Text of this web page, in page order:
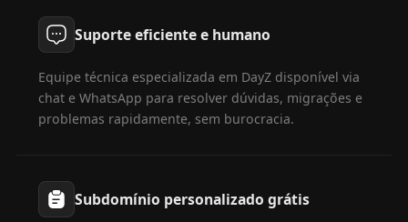
Suporte eficiente e humano
Equipe técnica especializada em DayZ disponível via
chat e WhatsApp para resolver dúvidas, migrações e
problemas rapidamente, sem burocracia.
Subdomínio personalizado grátis